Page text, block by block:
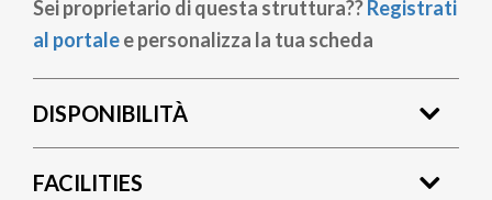
Sei proprietario di questa struttura??Registrati
al portalee personalizza la tua scheda
DISPONIBILITÀ
FACILITIES